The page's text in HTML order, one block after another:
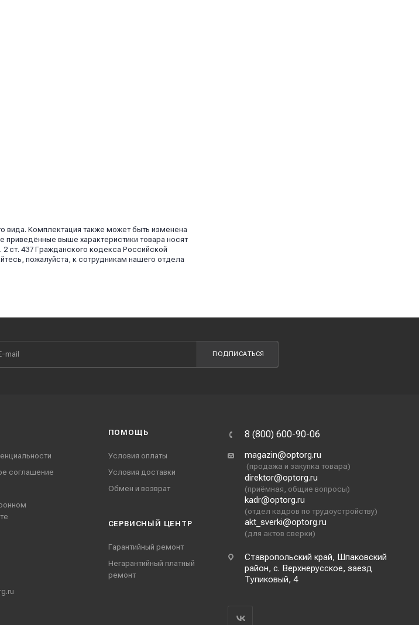
вида. Комплектация также может быть изменена
выше характеристики товара носят
ст. 437 Гражданского кодекса Российской
пожалуйста, к сотрудникам нашего отдела
ПОДПИСАТЬСЯ
соглашение
ПОМОЩЬ
Условия оплаты
Условия доставки
Обмен и возврат
СЕРВИСНЫЙ ЦЕНТР
Гарантийный ремонт
Негарантийный платный
ремонт
8 (800) 600-90-06
magazin@optorg.ru
(продажа и закупка товара)
direktor@optorg.ru
(приёмная, общие вопросы)
kadr@optorg.ru
(отдел кадров по трудоустройству)
akt_sverki@optorg.ru
(для актов сверки)
Ставропольский край, Шпаковский
район, с. Верхнерусское, заезд
Тупиковый, 4